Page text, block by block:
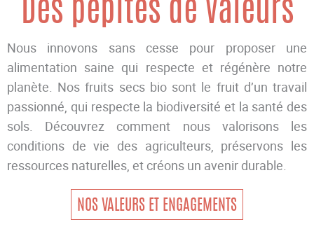
Des pépites de valeurs
Nous innovons sans cesse pour proposer une
alimentation saine qui respecte et régénère notre
planète. Nos fruits secs bio sont le fruit d’un travail
passionné, qui respecte la biodiversité et la santé des
sols. Découvrez comment nous valorisons les
conditions de vie des agriculteurs, préservons les
ressources naturelles, et créons un avenir durable.
NOS VALEURS ET ENGAGEMENTS